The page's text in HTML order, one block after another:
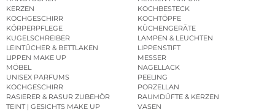
KERZEN
KOCHBESTECK
KOCHGESCHIRR
KOCHTÖPFE
KÖRPERPFLEGE
KÜCHENGERÄTE
KUGELSCHREIBER
LAMPEN & LEUCHTEN
LEINTÜCHER & BETTLAKEN
LIPPENSTIFT
LIPPEN MAKE UP
MESSER
MÖBEL
NAGELLACK
UNISEX PARFUMS
PEELING
KOCHGESCHIRR
PORZELLAN
RASIERER & RASUR ZUBEHÖR
RAUMDÜFTE & KERZEN
TEINT | GESICHTS MAKE UP
VASEN